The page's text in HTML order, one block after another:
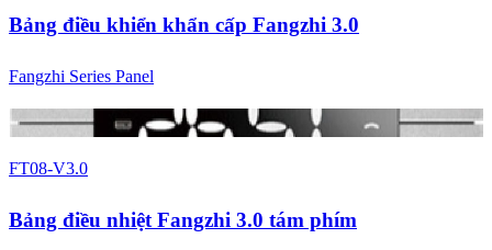
Bảng điều khiển khẩn cấp Fangzhi 3.0
Fangzhi Series Panel
4 màu
FT08-V3.0
Bảng điều nhiệt Fangzhi 3.0 tám phím